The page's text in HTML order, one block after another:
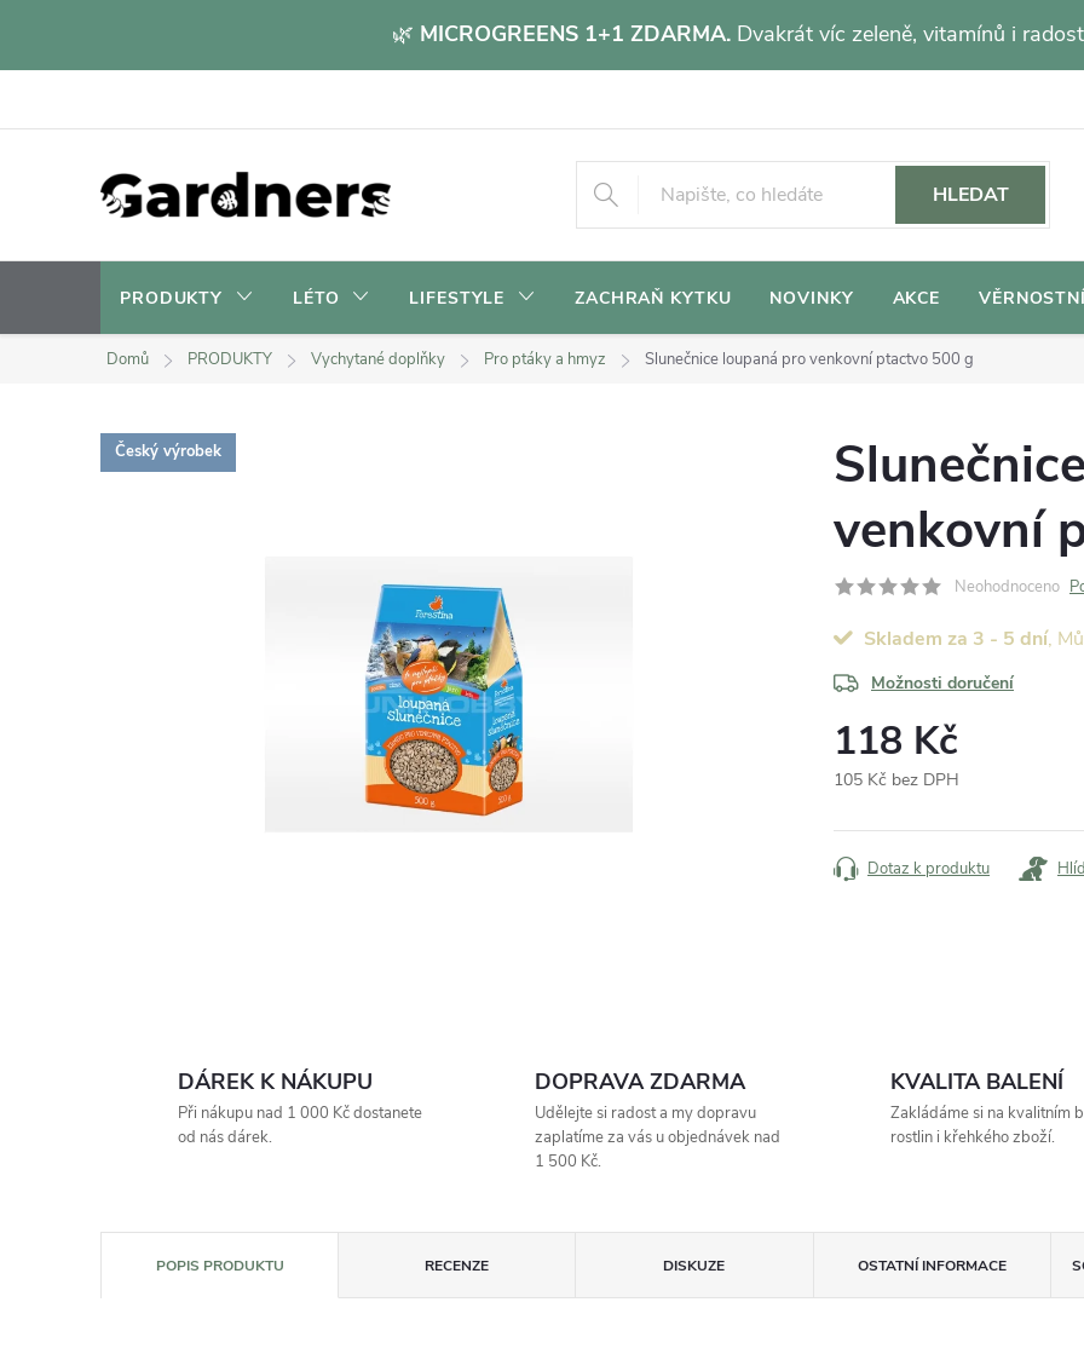
🌿 MICROGREENS 1+1 ZDARMA. Dvakrát víc zeleně, vitamínů i
HLEDAT
PRODUKTY LÉTO LIFESTYLE ZACHRAŇ KYTKU NOVINKY AKCE
Domů PRODUKTY Vychytané doplňky Pro ptáky a hmyz Slunečnice loupaná pro venkovní ptactvo 500 g
Český výrobek
venkovní
Neohodnoceno
Skladem za 3 - 5 dní
Možnosti doručení
118 Kč
105 Kč bez DPH
cena:
Dotaz k produktu
DÁREK K NÁKUPU
Při nákupu nad 1 000 Kč dostanete
od nás dárek.
DOPRAVA ZDARMA
Udělejte si radost a my dopravu
zaplatíme za vás u objednávek nad
1 500 Kč.
KVALITA BALENÍ
Zakládáme si na kvalitním
rostlin i křehkého zboží.
POPIS PRODUKTU RECENZE DISKUZE OSTATNÍ INFORMACE